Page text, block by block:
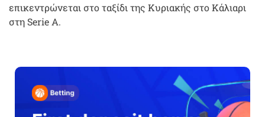
επικεντρώνεται στο ταξίδι της Κυριακής στο Κάλιαρι
στη Serie A.